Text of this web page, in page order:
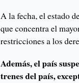
A la fecha, el estado
que concentra el
restricciones a los
Además, el país
trenes del país,